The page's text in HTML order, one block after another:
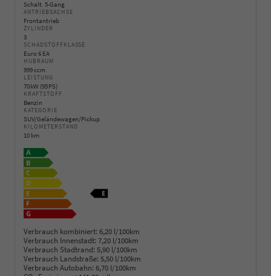
Schalt. 5-Gang
ANTRIEBSACHSE
Frontantrieb
ZYLINDER
3
SCHADSTOFFKLASSE
Euro 6 EA
HUBRAUM
999 ccm
LEISTUNG
70 kW (95 PS)
KRAFTSTOFF
Benzin
KATEGORIE
SUV/Geländewagen/Pickup
KILOMETERSTAND
10 km
Verbrauch kombiniert: 6,20 l/100km
Verbrauch Innenstadt: 7,20 l/100km
Verbrauch Stadtrand: 5,90 l/100km
Verbrauch Landstraße: 5,50 l/100km
Verbrauch Autobahn: 6,70 l/100km